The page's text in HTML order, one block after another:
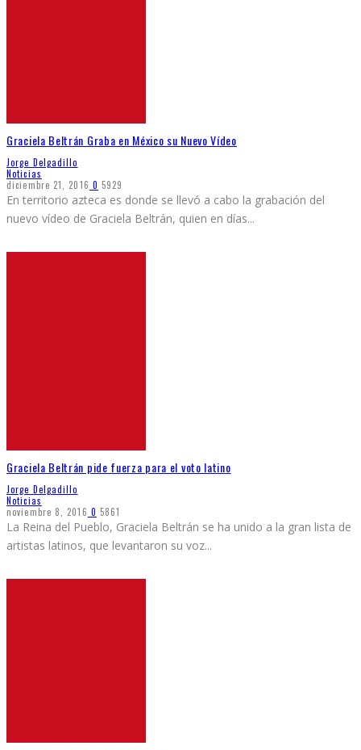
Graciela Beltrán Graba en México su Nuevo Vídeo
Jorge Delgadillo
Noticias
diciembre 21, 2016 0 5929
En territorio azteca es donde se llevó a cabo la grabación del
nuevo vídeo de Graciela Beltrán, quien en días...
Graciela Beltrán pide fuerza para el voto latino
Jorge Delgadillo
Noticias
noviembre 8, 2016 0 5861
La Reina del Pueblo, Graciela Beltrán se ha unido a la gran lista de
artistas latinos, que levantaron su voz...